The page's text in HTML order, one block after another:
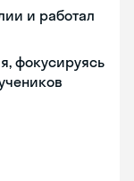
и работал
фокусируясь